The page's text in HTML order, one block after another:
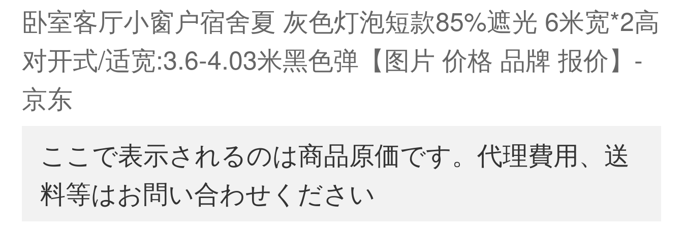
卧室客厅小窗户宿舍夏 灰色灯泡短款85%遮光 6米宽*2高
对开式/适宽:3.6-4.03米黑色弹【图片 价格 品牌 报价】-
京东
ここで表示されるのは商品原価です。代理費用、送
料等はお問い合わせください